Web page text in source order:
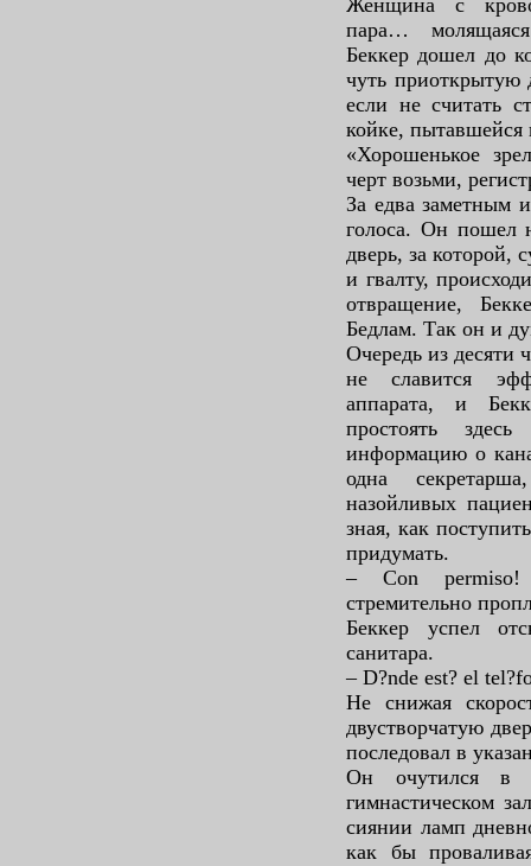
пара…
Беккер дошел до
чуть приоткрытую
если не считать
койке, пытавшейся
«Хорошенькое
черт возьми,
За едва заметным
голоса. Он пошел
дверь, за которой,
и гвалту,
отвращение,
Бедлам. Так он и
Очередь из десяти
не славится
аппарата, и
простоять
информацию о
одна
назойливых
зная, как
придумать.
– Con
стремительно
Беккер успел
санитара.
– D?nde est? el
Не снижая
двустворчатую
последовал в
Он очутился в
гимнастическом
сиянии ламп
как бы